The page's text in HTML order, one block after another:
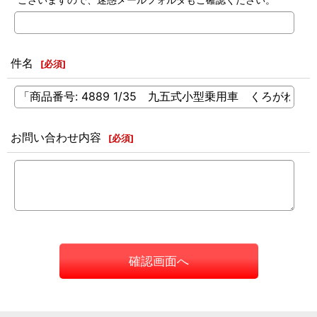
件名 [必須]
お問い合わせ内容 [必須]
確認画面へ